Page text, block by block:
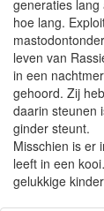
generaties
hoe lang.
leven van
in een
gehoord. Zij
daarin steunen
ginder steunt.
Misschien is er
leeft in een
gelukkige